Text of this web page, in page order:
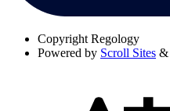
Copyright Regology
Powered by Scroll Sites &